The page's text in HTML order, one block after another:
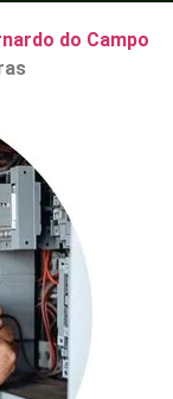
do Campo